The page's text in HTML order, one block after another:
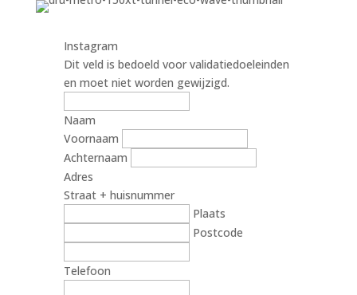
Instagram
Dit veld is bedoeld voor validatiedoeleinden
en moet niet worden gewijzigd.
Naam
Voornaam
Achternaam
Adres
Straat + huisnummer
Plaats
Postcode
Telefoon